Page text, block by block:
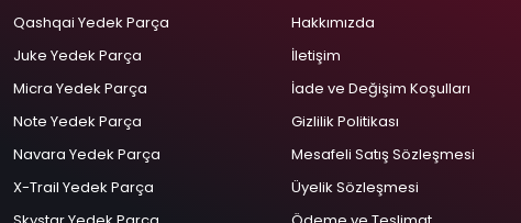
Qashqai Yedek Parça
Juke Yedek Parça
Micra Yedek Parça
Note Yedek Parça
Navara Yedek Parça
X-Trail Yedek Parça
Hakkımızda
İletişim
İade ve Değişim Koşulları
Gizlilik Politikası
Mesafeli Satış Sözleşmesi
Üyelik Sözleşmesi